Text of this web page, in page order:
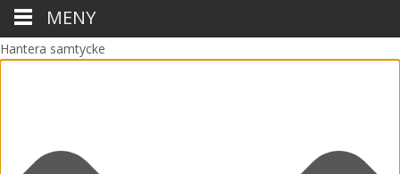
Hantera samtycke
MENY